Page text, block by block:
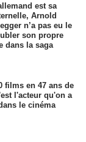
est sa
Arnold
n’a pas eu le
son propre
dans la saga
films en 47 ans de
l'acteur qu'on a
le cinéma